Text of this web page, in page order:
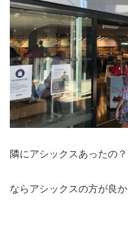
隣にアシックスあったの？
ならアシックスの方が良か